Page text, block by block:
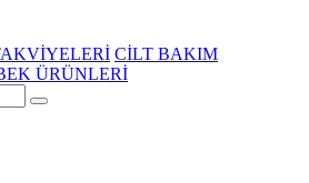
CİLT BAKIM
ÜRÜNLERİ